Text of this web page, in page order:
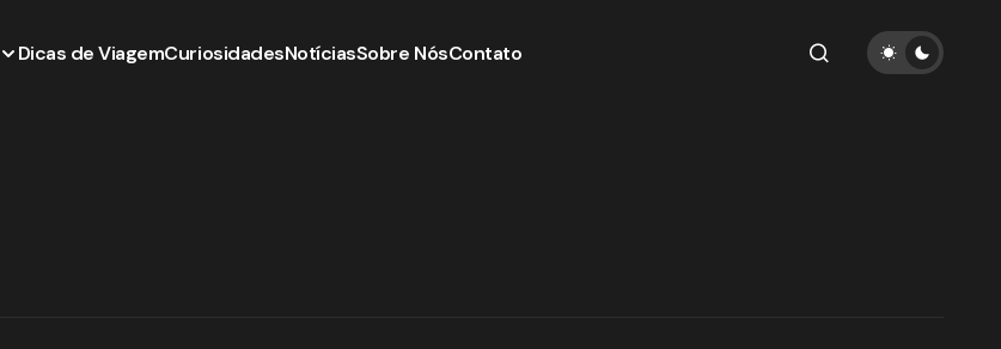
Dicas de ViagemCuriosidadesNotíciasSobre NósContato